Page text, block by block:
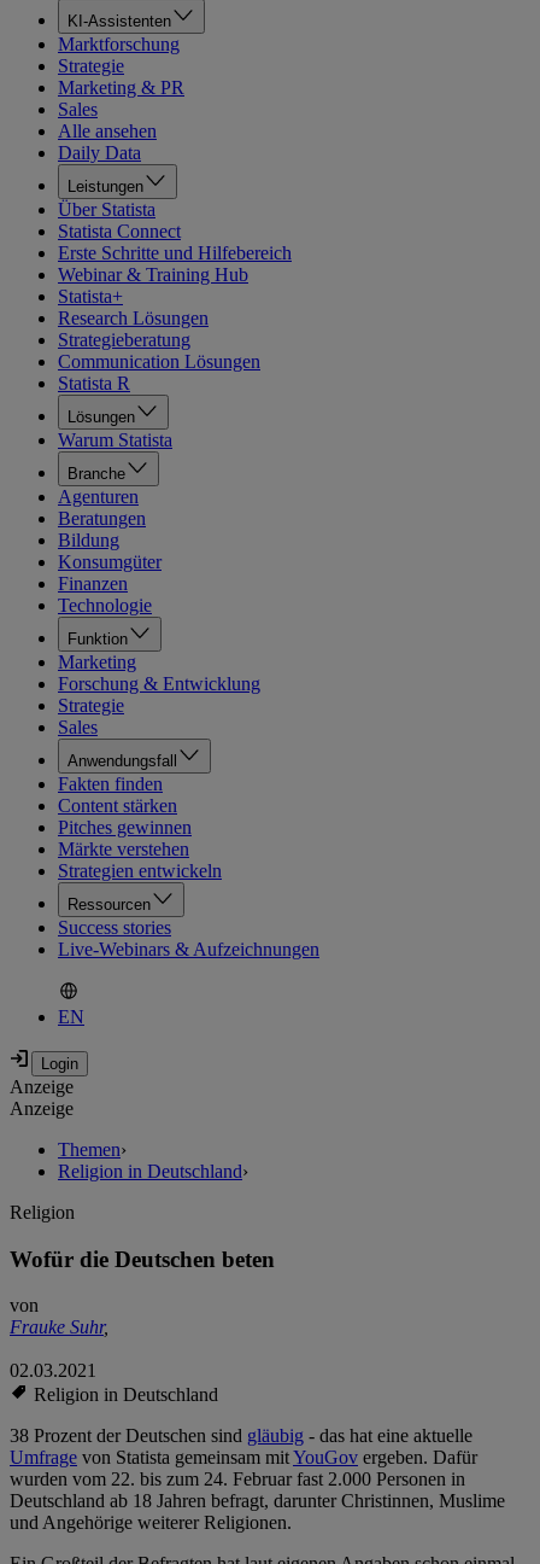
KI-Assistenten
Marktforschung
Strategie
Marketing & PR
Sales
Alle ansehen
Daily Data
Leistungen
Über Statista
Statista Connect
Erste Schritte und Hilfebereich
Webinar & Training Hub
Statista+
Research Lösungen
Strategieberatung
Communication Lösungen
Statista R
Lösungen
Warum Statista
Branche
Agenturen
Beratungen
Bildung
Konsumgüter
Finanzen
Technologie
Funktion
Marketing
Forschung & Entwicklung
Strategie
Sales
Anwendungsfall
Fakten finden
Content stärken
Pitches gewinnen
Märkte verstehen
Strategien entwickeln
Ressourcen
Success stories
Live-Webinars & Aufzeichnungen
EN
Anzeige
Anzeige
Themen›
Religion in Deutschland›
Religion
Wofür die Deutschen beten
von
Frauke Suhr,
02.03.2021
Religion in Deutschland
38 Prozent der Deutschen sind gläubig - das hat eine aktuelle
Umfrage von Statista gemeinsam mitYouGov ergeben. Dafür
wurden vom 22. bis zum 24. Februar fast 2.000 Personen in
Deutschland ab 18 Jahren befragt, darunter Christinnen, Muslime
und Angehörige weiterer Religionen.